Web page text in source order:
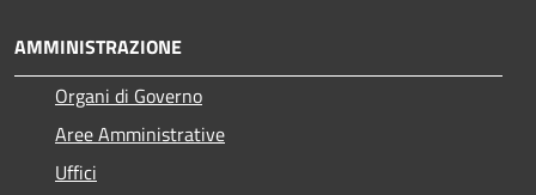
AMMINISTRAZIONE
Organi di Governo
Aree Amministrative
Uffici